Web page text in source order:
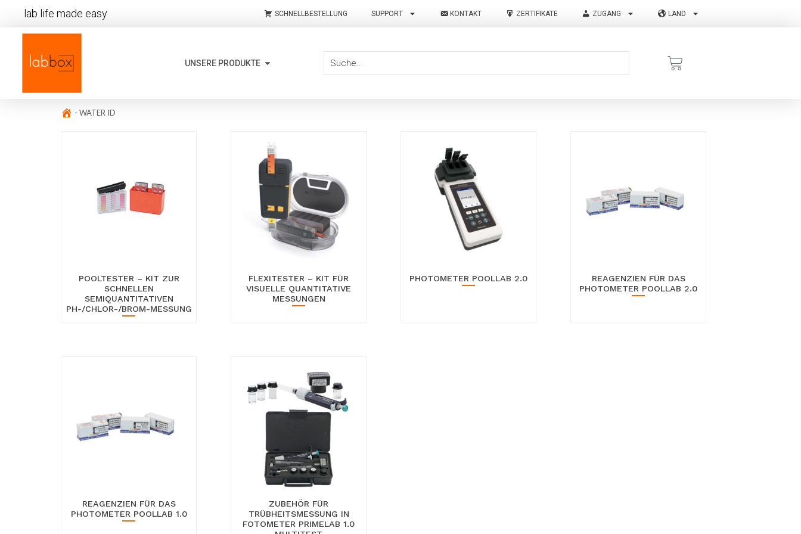
lab life made easy SCHNELLBESTELLUNG SUPPORT KONTAKT ZERTIFIKATE ZUGANG LAND
UNSERE PRODUKTE
- WATER ID
POOLTESTER – KIT ZUR
SCHNELLEN
SEMIQUANTITATIVEN
PH-/CHLOR-/BROM-MESSUNG
FLEXITESTER – KIT FÜR
VISUELLE QUANTITATIVE
MESSUNGEN
PHOTOMETER POOLLAB 2.0
REAGENZIEN FÜR DAS
PHOTOMETER POOLLAB 2.0
REAGENZIEN FÜR DAS
PHOTOMETER POOLLAB 1.0
ZUBEHÖR FÜR
TRÜBHEITSMESSUNG IN
FOTOMETER PRIMELAB 1.0